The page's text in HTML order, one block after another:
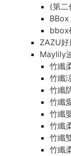
(第二
bbox
ZAZU好
Maylily
竹纖
竹纖
竹纖
竹纖
竹纖
竹纖
竹纖
竹纖